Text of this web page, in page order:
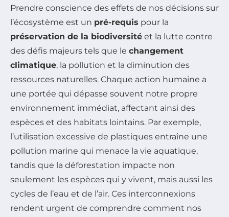
Prendre conscience des effets de nos décisions sur
l’écosystème est un pré-requis pour la
préservation de la biodiversité et la lutte contre
des défis majeurs tels que le changement
climatique, la pollution et la diminution des
ressources naturelles. Chaque action humaine a
une portée qui dépasse souvent notre propre
environnement immédiat, affectant ainsi des
espèces et des habitats lointains. Par exemple,
l’utilisation excessive de plastiques entraîne une
pollution marine qui menace la vie aquatique,
tandis que la déforestation impacte non
seulement les espèces qui y vivent, mais aussi les
cycles de l’eau et de l’air. Ces interconnexions
rendent urgent de comprendre comment nos